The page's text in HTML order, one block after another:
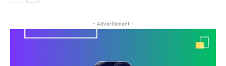
- Advertisment -